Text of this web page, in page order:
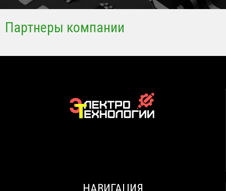
Партнеры компании